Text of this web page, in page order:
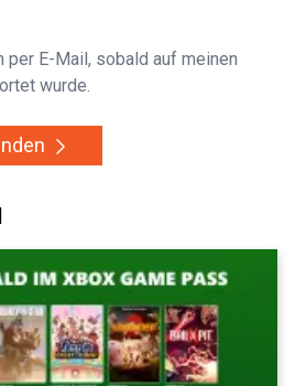
per E-Mail, sobald auf meinen
wurde.